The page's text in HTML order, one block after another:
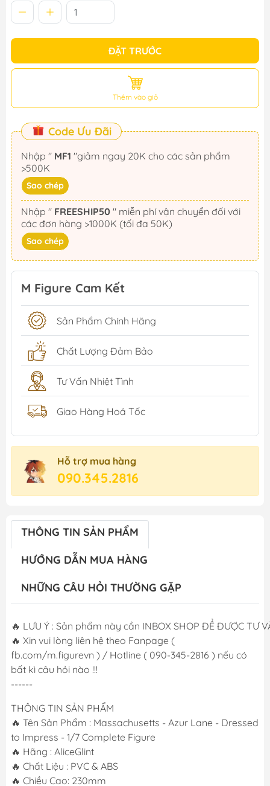
ĐẶT TRƯỚC
Thêm vào giỏ
Code Ưu Đãi
Nhập " MF1
>500K
Sao chép
Nhập " FREESHIP50
các đơn hàng >1000K (tối đa 50K)
Sao chép
M Figure Cam Kết
Sản Phẩm Chính Hãng
Chất Lượng Đảm Bảo
Tư Vấn Nhiệt Tình
Giao Hàng Hoả Tốc
Hỗ trợ mua hàng
090.345.2816
THÔNG TIN SẢN PHẨM
HƯỚNG DẪN MUA HÀNG
NHỮNG CÂU HỎI THƯỜNG GẶP
🔥 LƯU Ý : Sản phẩm này cần INBOX SHOP ĐỂ ĐƯỢC TƯ
🔥 Xin vui lòng liên hệ theo Fanpage (
fb.com/m.figurevn ) / Hotline ( 090-345-2816 ) nếu có
bất kì câu hỏi nào !!!
------
THÔNG TIN SẢN PHẨM
🔥 Tên Sản Phẩm : Massachusetts - Azur Lane - Dressed
to Impress - 1/7 Complete Figure
🔥 Hãng : AliceGlint
🔥 Chất Liệu : PVC & ABS
🔥 Chiều Cao: 230mm